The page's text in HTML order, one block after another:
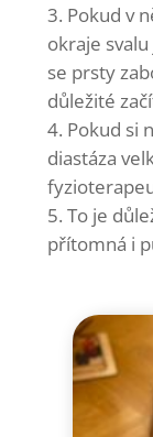
Pokud v
okraje
se prsty
důležité
Pokud si
diastáza
To je
přítomná i